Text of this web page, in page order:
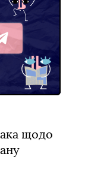
щодо